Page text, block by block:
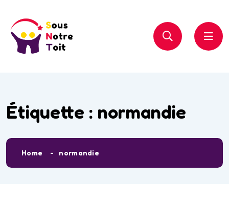
Étiquette : normandie
Home normandie